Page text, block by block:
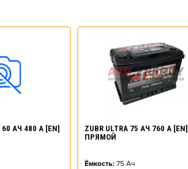
60 АЧ 480 А [EN]
ZUBR ULTRA 75 АЧ 760 А [EN]
ПРЯМОЙ
Ёмкость: 75Ач